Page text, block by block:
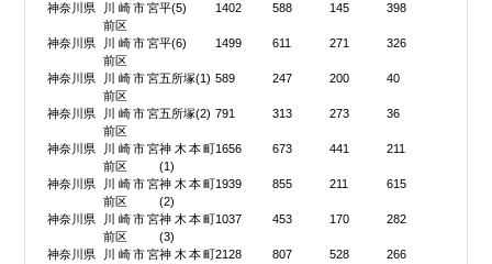
神奈川県
川崎市宮
前区
平(5) 1402 588 145 398
神奈川県
川崎市宮
前区
平(6) 1499 611 271 326
神奈川県
川崎市宮
前区
五所塚(1) 589 247 200 40
神奈川県
川崎市宮
前区
五所塚(2) 791 313 273 36
神奈川県
川崎市宮
前区
神木本町
(1)
1656 673 441 211
神奈川県
川崎市宮
前区
神木本町
(2)
1939 855 211 615
神奈川県
川崎市宮
前区
神木本町
(3)
1037 453 170 282
神奈川県
川崎市宮神木本町2128 807 528 266